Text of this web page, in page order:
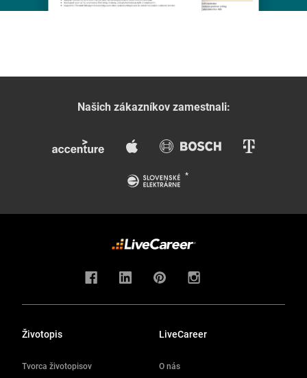
Našich zákazníkov zamestnali:
Životopis
Tvorca životopisov
LiveCareer
O nás